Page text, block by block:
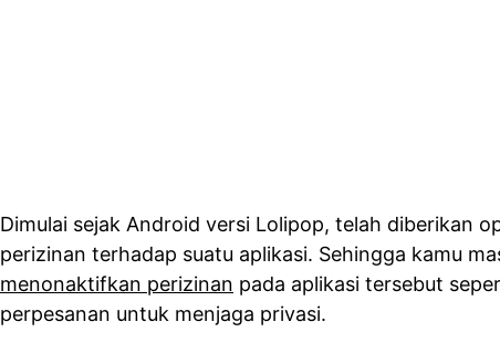
Dimulai sejak Android versi Lolipop, telah diberikan
perizinan terhadap suatu aplikasi. Sehingga kamu
menonaktifkan perizinan pada aplikasi tersebut
perpesanan untuk menjaga privasi.